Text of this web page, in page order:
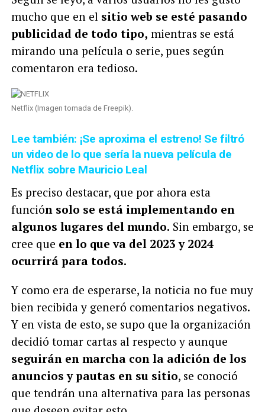
mucho que en el sitio web se esté pasando
publicidad de todo tipo, mientras se está
mirando una película o serie, pues según
comentaron era tedioso.
Netflix (Imagen tomada de Freepik).
Lee también: ¡Se aproxima el estreno! Se filtró
un video de lo que sería la nueva película de
Netflix sobre Mauricio Leal
Es preciso destacar, que por ahora esta
función solo se está implementando en
algunos lugares del mundo. Sin embargo, se
cree que en lo que va del 2023 y 2024
ocurrirá para todos.
Y como era de esperarse, la noticia no fue muy
bien recibida y generó comentarios negativos.
Y en vista de esto, se supo que la organización
decidió tomar cartas al respecto y aunque
seguirán en marcha con la adición de los
anuncios y pautas en su sitio, se conoció
que tendrán una alternativa para las personas